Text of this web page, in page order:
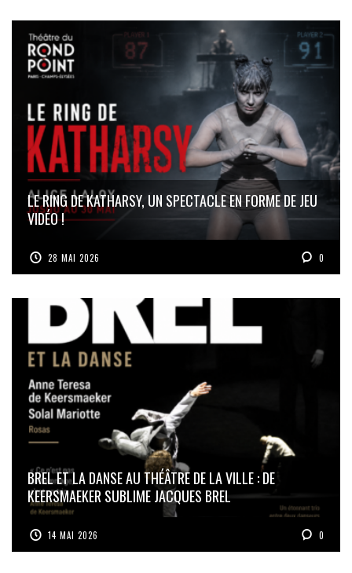
LE RING DE KATHARSY, UN SPECTACLE EN FORME DE JEU
VIDÉO !
28 MAI 2026 0
BREL ET LA DANSE AU THÉÂTRE DE LA VILLE : DE
KEERSMAEKER SUBLIME JACQUES BREL
14 MAI 2026 0